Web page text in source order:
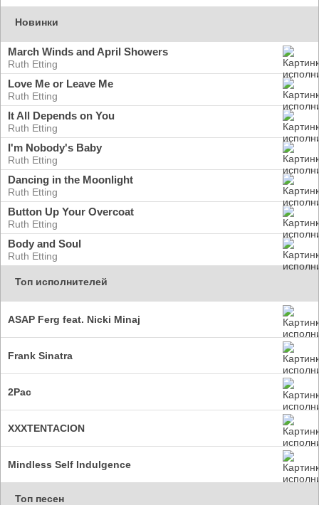
Новинки
March Winds and April Showers
Ruth Etting
Love Me or Leave Me
Ruth Etting
It All Depends on You
Ruth Etting
I'm Nobody's Baby
Ruth Etting
Dancing in the Moonlight
Ruth Etting
Button Up Your Overcoat
Ruth Etting
Body and Soul
Ruth Etting
Топ исполнителей
ASAP Ferg feat. Nicki Minaj
Frank Sinatra
2Pac
XXXTENTACION
Mindless Self Indulgence
Топ песен